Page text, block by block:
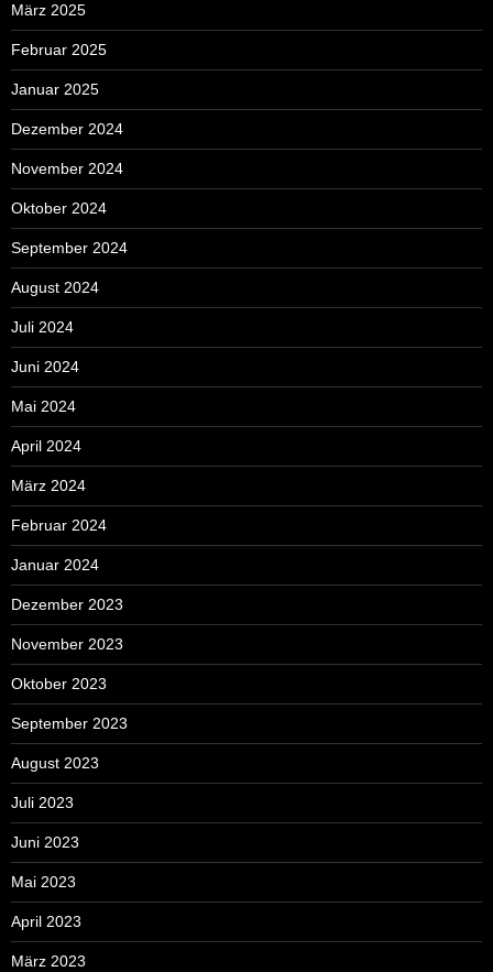
März 2025
Februar 2025
Januar 2025
Dezember 2024
November 2024
Oktober 2024
September 2024
August 2024
Juli 2024
Juni 2024
Mai 2024
April 2024
März 2024
Februar 2024
Januar 2024
Dezember 2023
November 2023
Oktober 2023
September 2023
August 2023
Juli 2023
Juni 2023
Mai 2023
April 2023
März 2023